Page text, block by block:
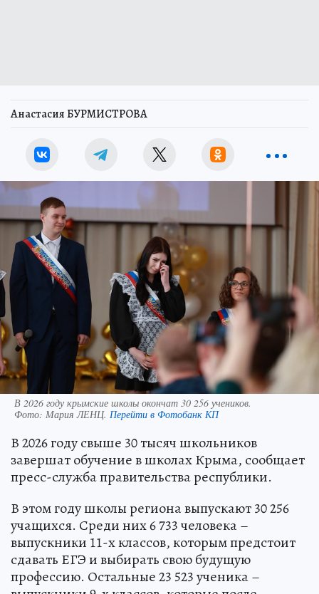
Анастасия БУРМИСТРОВА
В 2026 году крымские школы окончат 30 256 учеников.
Фото: Мария ЛЕНЦ. Перейти в Фотобанк КП
В 2026 году свыше 30 тысяч школьников
завершат обучение в школах Крыма, сообщает
пресс-служба правительства республики.
В этом году школы региона выпускают 30 256
учащихся. Среди них 6 733 человека –
выпускники 11-х классов, которым предстоит
сдавать ЕГЭ и выбирать свою будущую
профессию. Остальные 23 523 ученика –